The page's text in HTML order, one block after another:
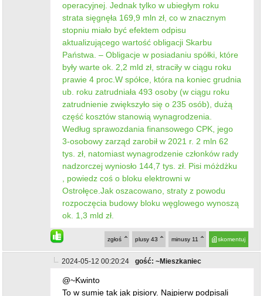
operacyjnej. Jednak tylko w ubiegłym roku
strata sięgnęła 169,9 mln zł, co w znacznym
stopniu miało być efektem odpisu
aktualizującego wartość obligacji Skarbu
Państwa. – Obligacje w posiadaniu spółki, które
były warte ok. 2,2 mld zł, straciły w ciągu roku
prawie 4 proc.W spółce, która na koniec grudnia
ub. roku zatrudniała 493 osoby (w ciągu roku
zatrudnienie zwiększyło się o 235 osób), dużą
część kosztów stanowią wynagrodzenia.
Według sprawozdania finansowego CPK, jego
3-osobowy zarząd zarobił w 2021 r. 2 mln 62
tys. zł, natomiast wynagrodzenie członków rady
nadzorczej wyniosło 144,7 tys. zł. Pisi móżdżku
, powiedz coś o bloku elektrowni w
Ostrołęce.Jak oszacowano, straty z powodu
rozpoczęcia budowy bloku węglowego wynoszą
ok. 1,3 mld zł.
skomentuj
minusy 11
plusy 43
zgłoś
2024-05-12 00:20:24 gość: ~Mieszkaniec
@~Kwinto
To w sumie tak jak pisiory. Najpierw podpisali